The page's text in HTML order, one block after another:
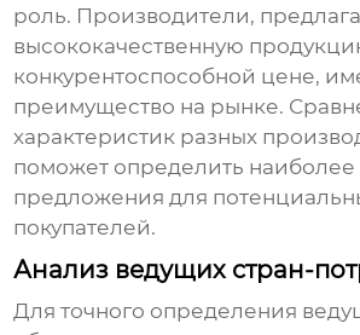
роль. Производители,
высококачественную
конкурентоспособной цене,
преимущество на рынке.
характеристик разных
поможет определить
предложения для
покупателей.
Анализ ведущих стран-
Для точного определения